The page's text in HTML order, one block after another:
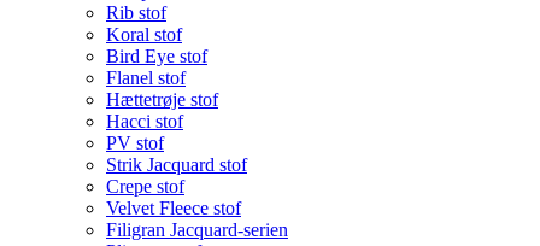
Rib stof
Koral stof
Bird Eye stof
Flanel stof
Hættetrøje stof
Hacci stof
PV stof
Strik Jacquard stof
Crepe stof
Velvet Fleece stof
Filigran Jacquard-serien